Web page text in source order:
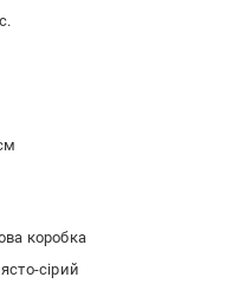
коробка
сірий